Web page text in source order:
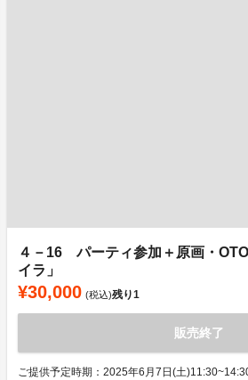
４－16 パーティ参加＋原画・
イラ」
¥30,000 (税込)残り1
販売終了
ご提供予定時期：2025年6月7日(土